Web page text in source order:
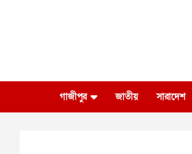
গাজীপুর জাতীয় সারাদেশ